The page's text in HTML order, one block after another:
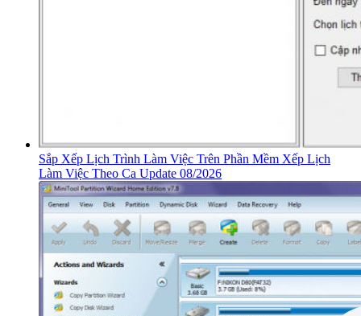
Sắp Xếp Lịch Trình Làm Việc Trên Phần Mềm Xếp Lịch
Làm Việc Theo Ca Update 08/2026